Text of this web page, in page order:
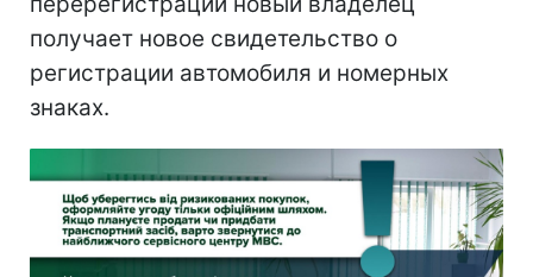
получает новое свидетельство о
регистрации автомобиля и номерных
знаках.